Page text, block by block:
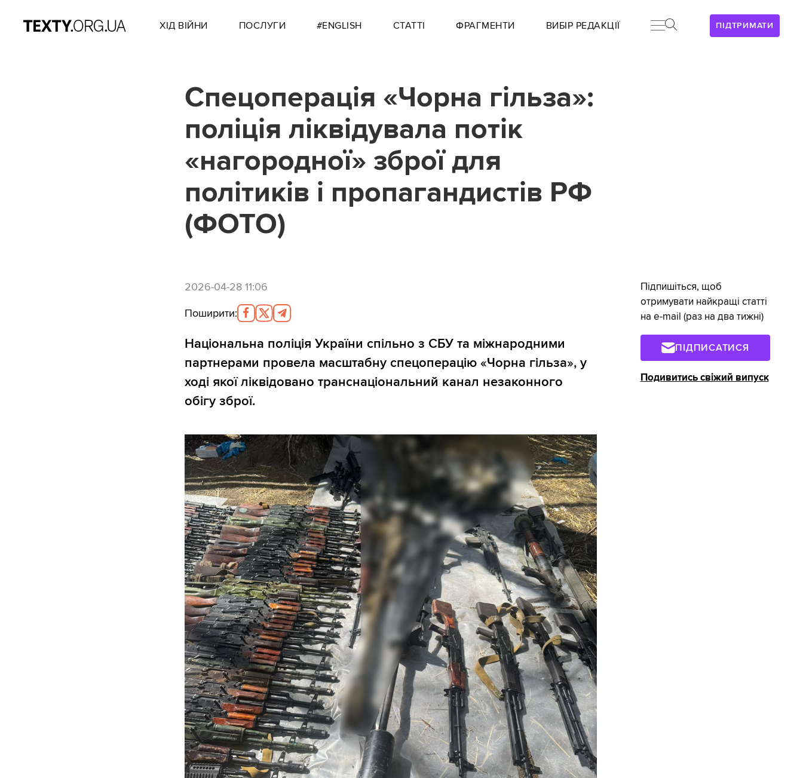
ПІДТРИМАТИ
ХІД ВІЙНИ ПОСЛУГИ #ENGLISH СТАТТІ ФРАГМЕНТИ ВИБІР РЕДАКЦІЇ
Спецоперація «Чорна гільза»:
поліція ліквідувала потік
«нагородної» зброї для
політиків і пропагандистів РФ
(ФОТО)
2026-04-28 11:06
Поширити:
Національна поліція України спільно з СБУ та міжнародними
партнерами провела масштабну спецоперацію «Чорна гільза», у
ході якої ліквідовано транснаціональний канал незаконного
обігу зброї.
Підпишіться, щоб
отримувати найкращі статті
на e-mail (раз на два тижні)
ПІДПИСАТИСЯ
Подивитись свіжий випуск